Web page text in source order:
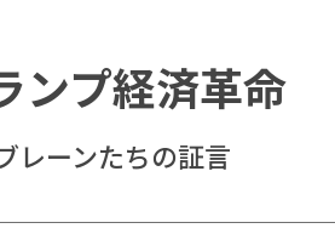
ンプ経済革命
レーンたちの証言